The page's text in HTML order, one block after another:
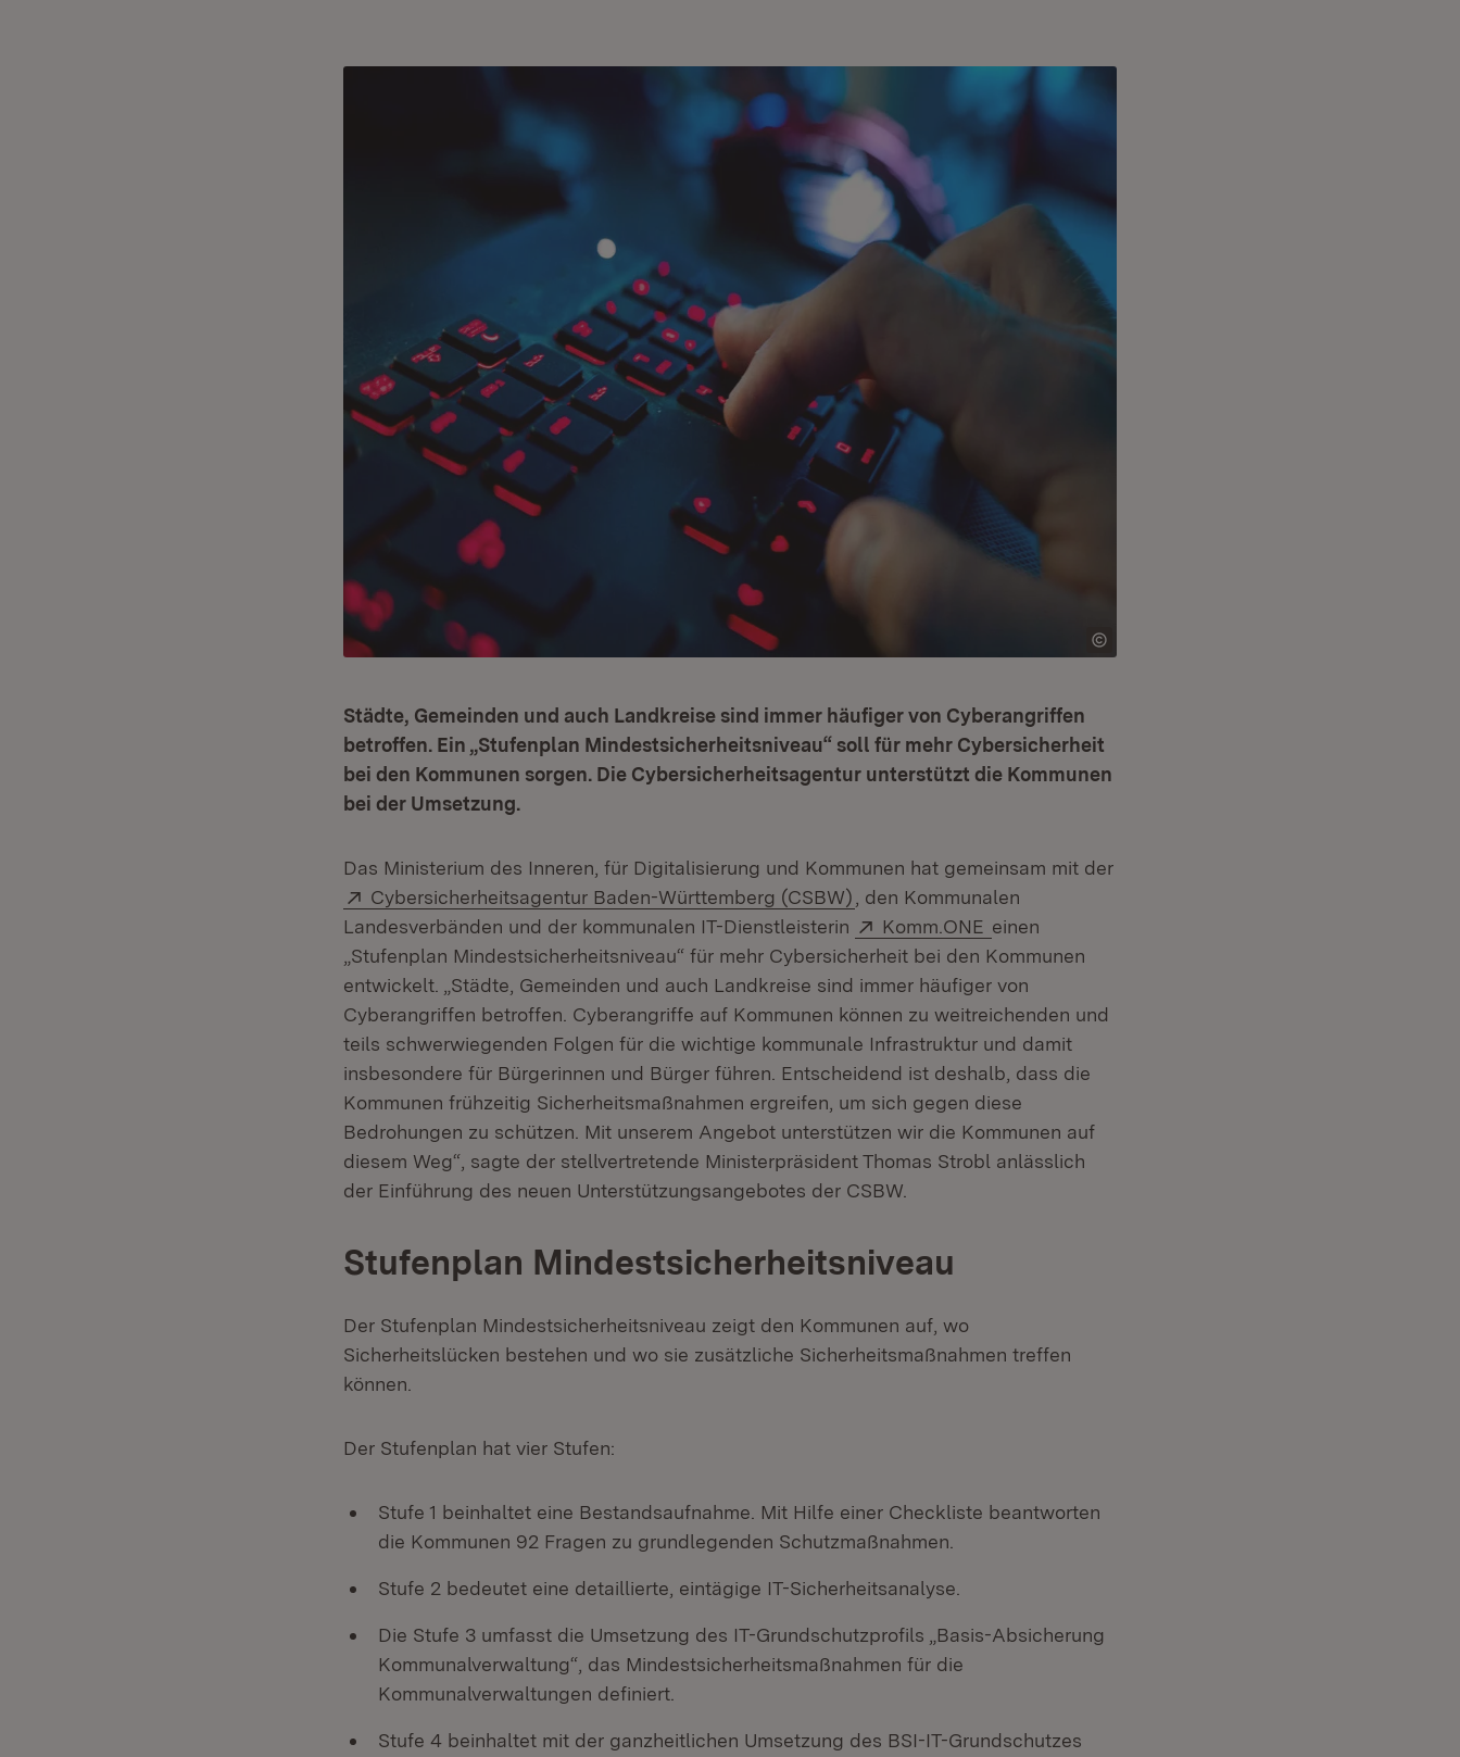
Städte, Gemeinden und auch Landkreise sind immer häufiger von Cyberangriffen
betroffen. Ein „Stufenplan Mindestsicherheitsniveau“ soll für mehr Cybersicherheit
bei den Kommunen sorgen. Die Cybersicherheitsagentur unterstützt die Kommunen
bei der Umsetzung.
Das Ministerium des Inneren, für Digitalisierung und Kommunen hat gemeinsam mit der
Extern:
Cybersicherheitsagentur Baden-Württemberg (CSBW) (Öffnet in neuem Fenster)
, den Kommunalen
Landesverbänden und der kommunalen IT-Dienstleisterin
Extern:
Komm.ONE (Öffnet in neuem Fenster)
einen
„Stufenplan Mindestsicherheitsniveau“ für mehr Cybersicherheit bei den Kommunen
entwickelt. „Städte, Gemeinden und auch Landkreise sind immer häufiger von
Cyberangriffen betroffen. Cyberangriffe auf Kommunen können zu weitreichenden und
teils schwerwiegenden Folgen für die wichtige kommunale Infrastruktur und damit
insbesondere für Bürgerinnen und Bürger führen. Entscheidend ist deshalb, dass die
Kommunen frühzeitig Sicherheitsmaßnahmen ergreifen, um sich gegen diese
Bedrohungen zu schützen. Mit unserem Angebot unterstützen wir die Kommunen auf
diesem Weg“, sagte der stellvertretende Ministerpräsident Thomas Strobl anlässlich
der Einführung des neuen Unterstützungsangebotes der CSBW.
Stufenplan Mindestsicherheitsniveau
Der Stufenplan Mindestsicherheitsniveau zeigt den Kommunen auf, wo
Sicherheitslücken bestehen und wo sie zusätzliche Sicherheitsmaßnahmen treffen
können.
Der Stufenplan hat vier Stufen:
Stufe 1 beinhaltet eine Bestandsaufnahme. Mit Hilfe einer Checkliste beantworten
die Kommunen 92 Fragen zu grundlegenden Schutzmaßnahmen.
Stufe 2 bedeutet eine detaillierte, eintägige IT-Sicherheitsanalyse.
Die Stufe 3 umfasst die Umsetzung des IT-Grundschutzprofils „Basis-Absicherung
Kommunalverwaltung“, das Mindestsicherheitsmaßnahmen für die
Kommunalverwaltungen definiert.
Stufe 4 beinhaltet mit der ganzheitlichen Umsetzung des BSI-IT-Grundschutzes